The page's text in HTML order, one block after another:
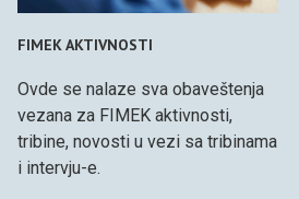
FIMEK AKTIVNOSTI
Ovde se nalaze sva obaveštenja
vezana za FIMEK aktivnosti,
tribine, novosti u vezi sa tribinama
i intervju-e.